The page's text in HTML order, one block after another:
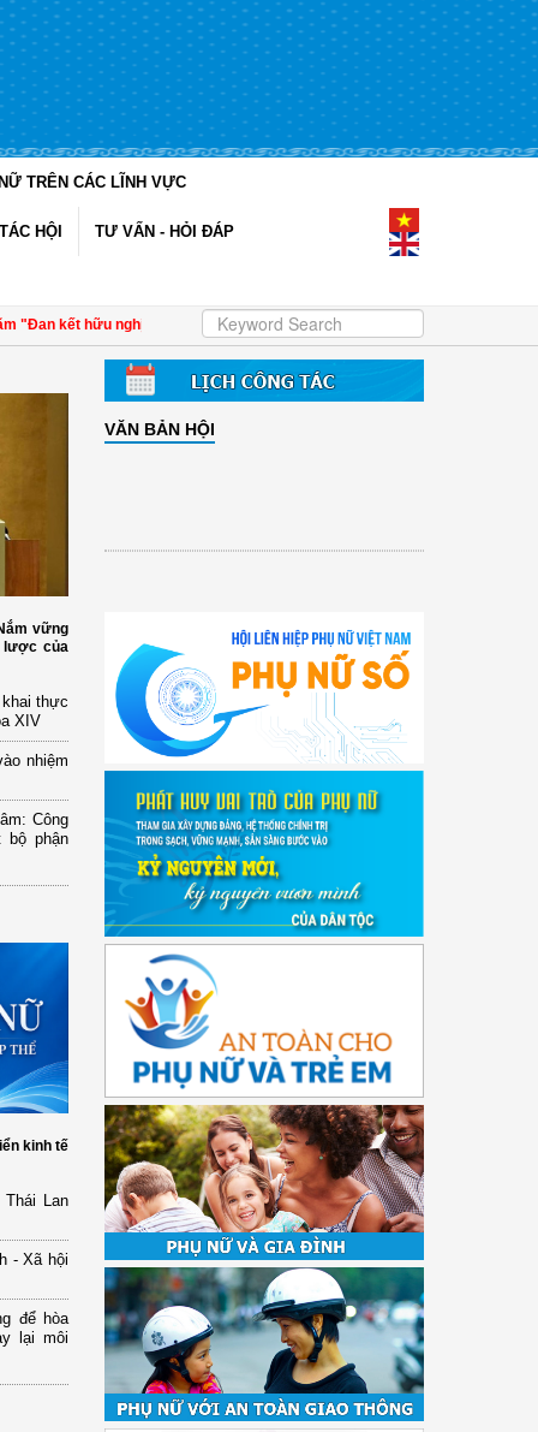
TRÊN CÁC LĨNH VỰC
HỘI TƯ VẤN - HỎI ĐÁP
kết hữu nghị" | 4 định hướng về công tác Gia đình - Xã hội với các cấp Hội
vững
lược của
thực
XIV
nhiệm
Công
bộ phận
kinh tế
Lan
- Xã hội
để hòa
lại môi
VĂN BẢN HỘI